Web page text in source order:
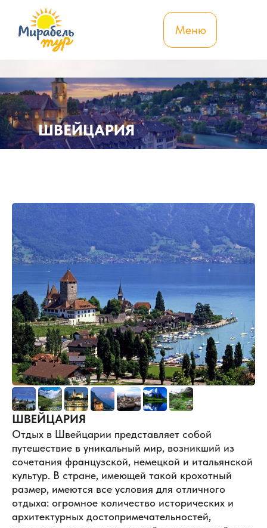
Меню
ШВЕЙЦАРИЯ
ШВЕЙЦАРИЯ
Отдых в Швейцарии представляет собой
путешествие в уникальный мир, возникший из
сочетания французской, немецкой и итальянской
культур. В стране, имеющей такой крохотный
размер, имеются все условия для отличного
отдыха: огромное количество исторических и
архитектурных достопримечательностей,